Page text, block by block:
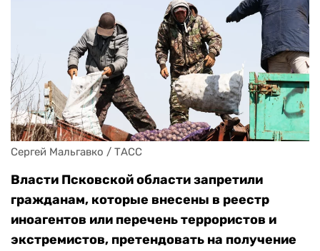
Сергей Мальгавко / ТАСС
Власти Псковской области запретили
гражданам, которые внесены в реестр
иноагентов или перечень террористов и
экстремистов, претендовать на получение